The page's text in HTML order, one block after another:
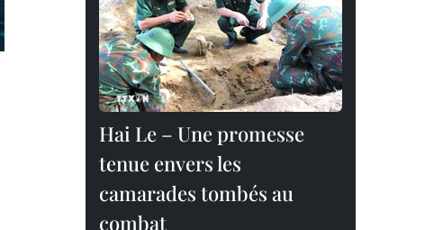
Hai Le – Une promesse
tenue envers les
camarades tombés au
combat